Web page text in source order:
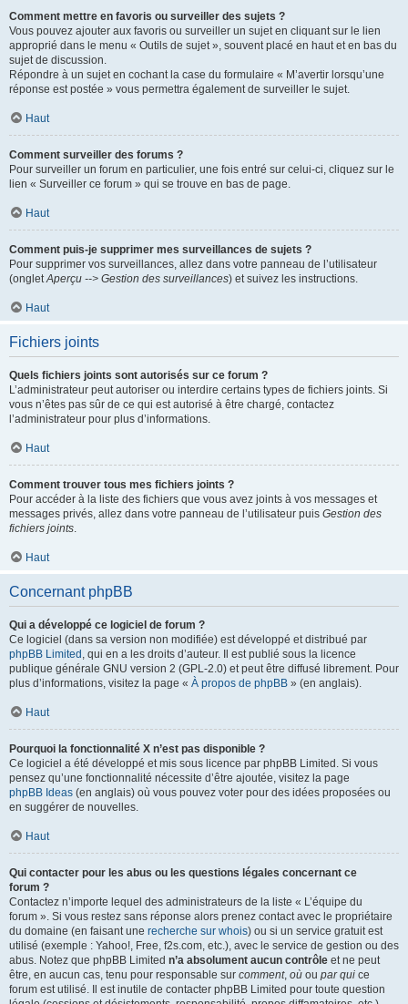
Comment mettre en favoris ou surveiller des sujets ?
Vous pouvez ajouter aux favoris ou surveiller un sujet en cliquant sur le lien
approprié dans le menu « Outils de sujet », souvent placé en haut et en bas du
sujet de discussion.
Répondre à un sujet en cochant la case du formulaire « M’avertir lorsqu’une
réponse est postée » vous permettra également de surveiller le sujet.
Haut
Comment surveiller des forums ?
Pour surveiller un forum en particulier, une fois entré sur celui-ci, cliquez sur le
lien « Surveiller ce forum » qui se trouve en bas de page.
Haut
Comment puis-je supprimer mes surveillances de sujets ?
Pour supprimer vos surveillances, allez dans votre panneau de l’utilisateur
(ongletAperçu --> Gestion des surveillances) et suivez les instructions.
Haut
Fichiers joints
Quels fichiers joints sont autorisés sur ce forum ?
L’administrateur peut autoriser ou interdire certains types de fichiers joints. Si
vous n’êtes pas sûr de ce qui est autorisé à être chargé, contactez
l’administrateur pour plus d’informations.
Haut
Comment trouver tous mes fichiers joints ?
Pour accéder à la liste des fichiers que vous avez joints à vos messages et
messages privés, allez dans votre panneau de l’utilisateur puis Gestion des
fichiers joints.
Haut
Concernant phpBB
Qui a développé ce logiciel de forum ?
Ce logiciel (dans sa version non modifiée) est développé et distribué par
phpBB Limited , qui en a les droits d’auteur. Il est publié sous la licence
publique générale GNU version 2 (GPL-2.0) et peut être diffusé librement. Pour
plus d’informations, visitez la page « À propos de phpBB » (en anglais).
Haut
Pourquoi la fonctionnalité X n’est pas disponible ?
Ce logiciel a été développé et mis sous licence par phpBB Limited. Si vous
pensez qu’une fonctionnalité nécessite d’être ajoutée, visitez la page
phpBB Ideas (en anglais) où vous pouvez voter pour des idées proposées ou
en suggérer de nouvelles.
Haut
Qui contacter pour les abus ou les questions légales concernant ce
forum ?
Contactez n’importe lequel des administrateurs de la liste « L’équipe du
forum ». Si vous restez sans réponse alors prenez contact avec le propriétaire
du domaine (en faisant une recherche sur whois) ou si un service gratuit est
utilisé (exemple : Yahoo!, Free, f2s.com, etc.), avec le service de gestion ou des
abus. Notez que phpBB Limited n’a absolument aucun contrôle et ne peut
être, en aucun cas, tenu pour responsable sur comment, où ou par qui ce
forum est utilisé. Il est inutile de contacter phpBB Limited pour toute question